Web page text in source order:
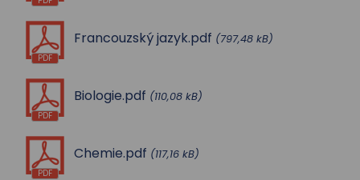
Francouzský jazyk.pdf (797,48 kB)
PDF
Biologie.pdf (110,08 kB)
PDF
Chemie.pdf (117,16 kB)
PDF